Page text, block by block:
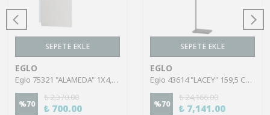
SEPETE EKLE
EGLO
Eglo 75321 "ALAMEDA" 1X4,5W Çelik Nikel Mat Sıva Üstü Spot
%70
₺ 2,370.00
₺ 700.00
SEPETE EKLE
EGLO
Eglo 43614 "LACEY" 159,5 Cm Yüksekliğinde Çelik, Ahşap Köşe Lambası Lambader
%70
₺ 24,166.00
₺ 7,141.00